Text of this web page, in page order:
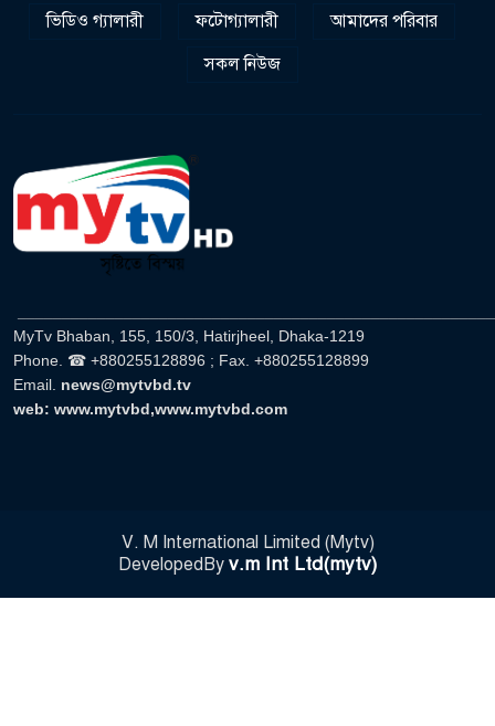
ভিডিও গ্যালারী
ফটোগ্যালারী
আমাদের পরিবার
সকল নিউজ
MyTv Bhaban, 155, 150/3, Hatirjheel, Dhaka-1219
Phone. ☎ +880255128896 ; Fax. +880255128899
Email. news@mytvbd.tv
web: www.mytvbd,www.mytvbd.com
V. M International Limited (Mytv)
DevelopedBy v.m Int Ltd(mytv)